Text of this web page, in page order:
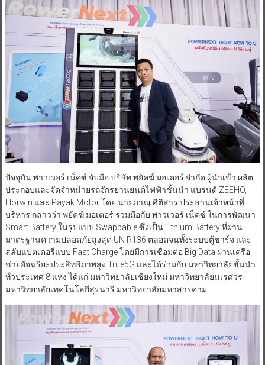
ปัจจุบัน พาวเวอร์ เน็คซ์ จับมือ บริษัท พยัคฆ์ มอเตอร์ จำกัด ผู้นำเข้า ผลิต
ประกอบและจัดจำหน่ายรถจักรยานยนต์ไฟฟ้าชั้นนำ แบรนด์ ZEEHO,
Horwin และ Payak Motor โดย นายภาณุ ศีติสาร ประธานเจ้าหน้าที่
บริหาร กล่าวว่า พยัคฆ์ มอเตอร์ ร่วมมือกับ พาวเวอร์ เน็คซ์ ในการพัฒนา
Smart Battery ในรูปแบบ Swappable ซึ่งเป็น Lithium Battery ที่ผ่าน
มาตรฐานความปลอดภัยสูงสุด UN R136 ตลอดจนทั้งระบบตู้ชาร์จ และ
สลับแบตเตอรี่แบบ Fast Charge โดยมีการเชื่อมต่อ Big Data ผ่านเครือ
ข่ายอัจฉริยะประสิทธิภาพสูง True5G และได้ร่วมกับ มหาวิทยาลัยชั้นนำ
ทั่วประเทศ 8 แห่ง ได้แก่ มหาวิทยาลัยเชียงใหม่ มหาวิทยาลัยนเรศวร
มหาวิทยาลัยเทคโนโลยีสุรนารี มหาวิทยาลัยมหาสารคาม